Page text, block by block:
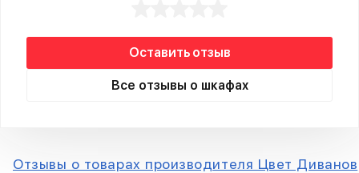
Оставить отзыв
Все отзывы о шкафах
Отзывы о товарах производителя Цвет Диванов